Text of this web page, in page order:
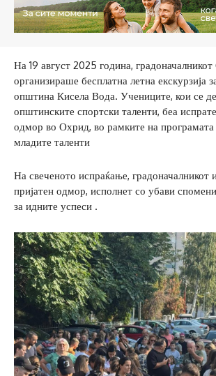
На 19 август 2025 година,
организираше бесплатна летна екскурзија
општина Кисела Вода. Учениците, кои се
општинските спортски таленти, беа
одмор во Охрид, во рамките на
младите таленти
На свеченото испраќање, градоначалникот
пријатен одмор, исполнет со убави
за идните успеси .